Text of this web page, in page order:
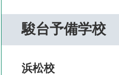
駿台予備学校
浜松校